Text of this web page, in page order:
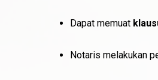
Dapat memuat
Notaris melakukan